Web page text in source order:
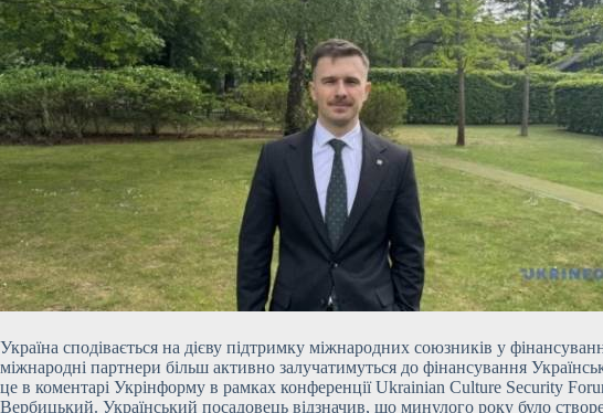
Україна сподівається на дієву підтримку міжнародних союзників у
міжнародні партнери більш активно залучатимуться до фінансування
це в коментарі Укрінформу в рамках конференції Ukrainian Culture Security
Вербицький. Український посадовець відзначив, що минулого року було